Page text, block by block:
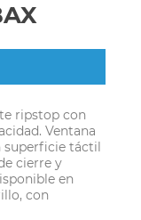
ripstop con
Ventana
superficie táctil
cierre y
en
con